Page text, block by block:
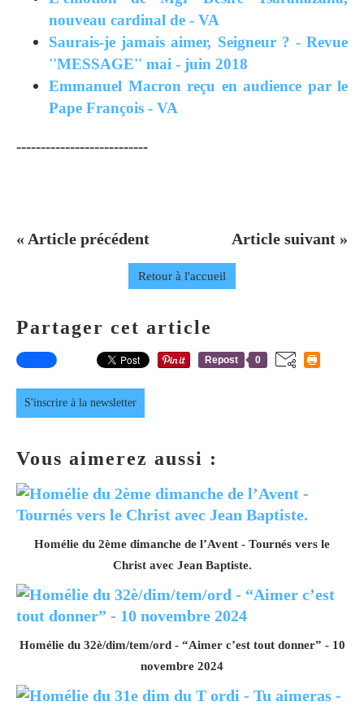
nouveau cardinal de - VA
Saurais-je jamais aimer, Seigneur ? - Revue
''MESSAGE'' mai - juin 2018
Emmanuel Macron reçu en audience par le
Pape François - VA
---------------------------
« Article précédent Article suivant »
Retour à l'accueil
Partager cet article
Repost 0
S'inscrire à la newsletter
Vous aimerez aussi :
Homélie du 2ème dimanche de l’Avent - Tournés vers le
Christ avec Jean Baptiste.
Homélie du 32è/dim/tem/ord - “Aimer c’est tout donner” - 10
novembre 2024